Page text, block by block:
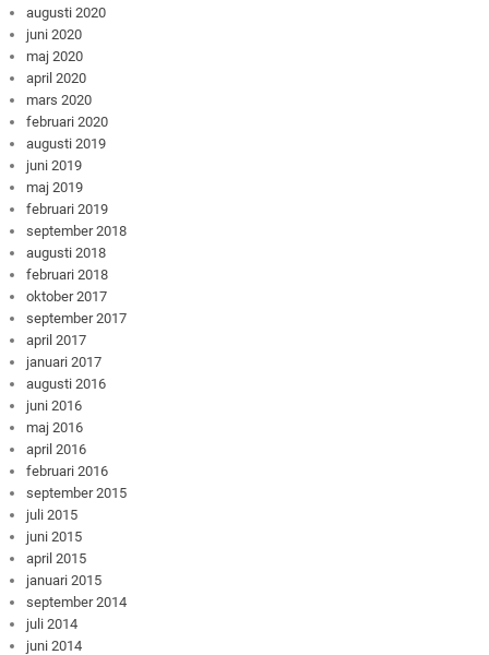
augusti 2020
juni 2020
maj 2020
april 2020
mars 2020
februari 2020
augusti 2019
juni 2019
maj 2019
februari 2019
september 2018
augusti 2018
februari 2018
oktober 2017
september 2017
april 2017
januari 2017
augusti 2016
juni 2016
maj 2016
april 2016
februari 2016
september 2015
juli 2015
juni 2015
april 2015
januari 2015
september 2014
juli 2014
juni 2014